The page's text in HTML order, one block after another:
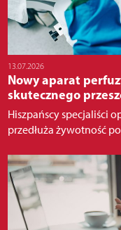
13.07.2026
Nowy aparat
skutecznego
Hiszpańscy specjaliści
przedłuża żywotność